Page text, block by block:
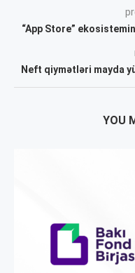
“App Store”
Neft qiymətləri mayda
YOU